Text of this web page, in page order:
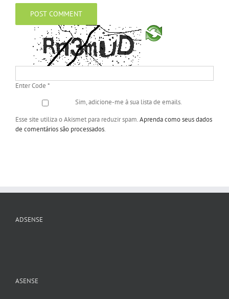
Enter Code *
Sim, adicione-me à sua lista de emails.
Esse site utiliza o Akismet para reduzir spam.Aprenda como seus dados
de comentários são processados.
ADSENSE
ASENSE